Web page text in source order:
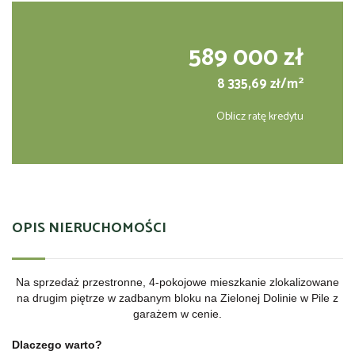
589 000 zł
8 335,69 zł/m2
Oblicz ratę kredytu
OPIS NIERUCHOMOŚCI
Na sprzedaż przestronne, 4-pokojowe mieszkanie zlokalizowane
na drugim piętrze w zadbanym bloku na Zielonej Dolinie w Pile z
garażem w cenie.
Dlaczego warto?